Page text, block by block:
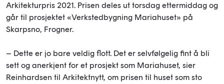
Arkitekturpris 2021. Prisen deles ut torsdag ettermiddag og
går til prosjektet «Verkstedbygning Mariahuset» på
Skarpsno, Frogner.
– Dette er jo bare veldig flott. Det er selvfølgelig fint å bli
sett og anerkjent for et prosjekt som Mariahuset, sier
Reinhardsen til Arkitektnytt, om prisen til huset som sto